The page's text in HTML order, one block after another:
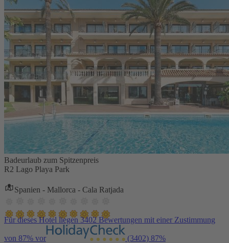
Badeurlaub zum Spitzenpreis
R2 Lago Playa Park
Spanien - Mallorca - Cala Ratjada
Für dieses Hotel liegen 3402 Bewertungen mit einer Zustimmung
von 87% vor (3402) 87%